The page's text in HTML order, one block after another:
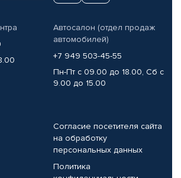
Автосалон (отдел продаж
автомобилей)
+7 949 503-45-55
Пн-Пт с 09.00 до 18.00, Сб с
9.00 до 15.00
Согласие посетителя сайта
на обработку
персональных данных
Политика